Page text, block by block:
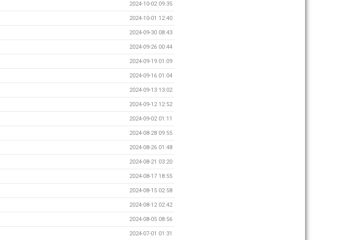
2024-10-02 09:35
2024-10-01 12:40
2024-09-30 08:43
2024-09-26 00:44
2024-09-19 01:09
2024-09-16 01:04
2024-09-13 13:02
2024-09-12 12:52
2024-09-02 01:11
2024-08-28 09:55
2024-08-26 01:48
2024-08-21 03:20
2024-08-17 18:55
2024-08-15 02:58
2024-08-12 02:42
2024-08-05 08:56
2024-07-01 01:31